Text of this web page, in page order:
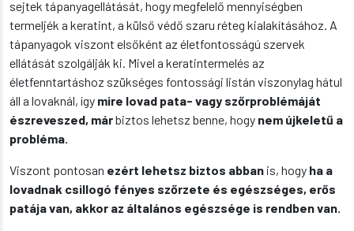
sejtek tápanyagellátását, hogy megfelelő mennyiségben
termeljék a keratint, a külső védő szaru réteg kialakításához. A
tápanyagok viszont elsőként az életfontosságú szervek
ellátását szolgálják ki. Mivel a keratintermelés az
életfenntartáshoz szükséges fontossági listán viszonylag hátul
áll a lovaknál, így mire lovad pata- vagy szőrproblémáját
észreveszed, márbiztos lehetsz benne, hogy nem újkeletű a
probléma.
Viszont pontosan ezért lehetsz biztos abban is, hogy ha a
lovadnak csillogó fényes szőrzete és egészséges, erős
patája van, akkor az általános egészsége is rendben van.